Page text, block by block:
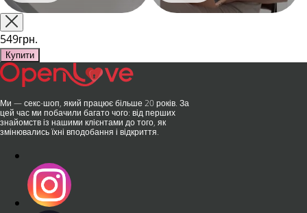
Shanghai-2026!​LOVISS - це
поєднання унікальної естетики
та бездога..
їх на гаджет, який багато хто
використовує, тестує у
549грн.
Купити
Ми — секс-шоп, який працює більше 20 років. За
цей час ми побачили багато чого: від перших
знайомств із нашими клієнтами до того, як
змінювались їхні вподобання і відкриття.